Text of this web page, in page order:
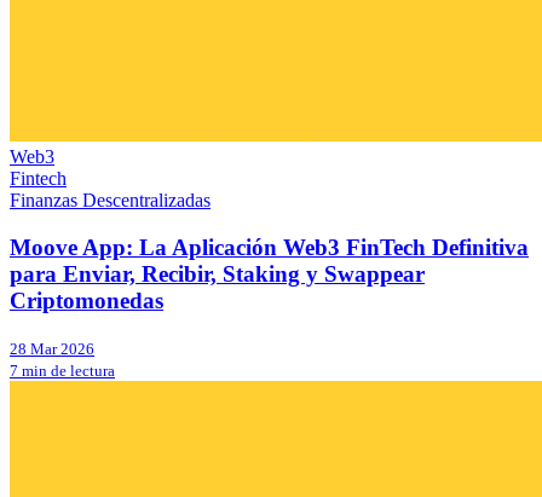
Web3
Fintech
Finanzas Descentralizadas
Moove App: La Aplicación Web3 FinTech Definitiva
para Enviar, Recibir, Staking y Swappear
Criptomonedas
28 Mar 2026
7 min de lectura